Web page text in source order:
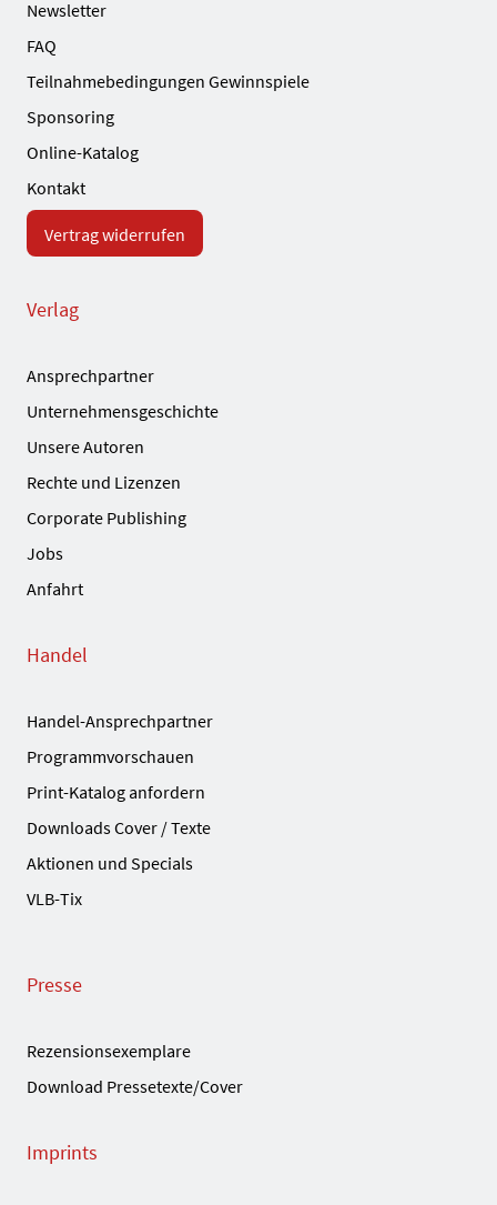
Newsletter
FAQ
Teilnahmebedingungen Gewinnspiele
Sponsoring
Online-Katalog
Kontakt
Vertrag widerrufen
Verlag
Ansprechpartner
Unternehmensgeschichte
Unsere Autoren
Rechte und Lizenzen
Corporate Publishing
Jobs
Anfahrt
Handel
Handel-Ansprechpartner
Programmvorschauen
Print-Katalog anfordern
Downloads Cover / Texte
Aktionen und Specials
VLB-Tix
Presse
Rezensionsexemplare
Download Pressetexte/Cover
Imprints